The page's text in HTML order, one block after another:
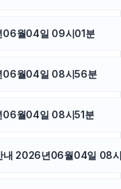
06월04일 09시01분
06월04일 08시56분
06월04일 08시51분
내 2026년06월04일 08